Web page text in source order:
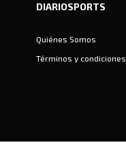
DIARIOSPORTS
Quiénes Somos
Términos y condiciones